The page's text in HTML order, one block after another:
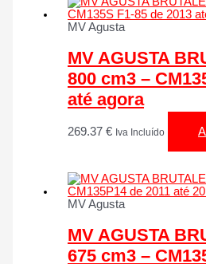
MV Agusta
MV AGUSTA
800 cm3 –
até agora
269.37€ Iva Incluído
MV Agusta
MV AGUSTA
675 cm3 –